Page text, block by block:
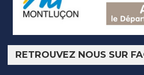
RETROUVEZ NOUS SUR